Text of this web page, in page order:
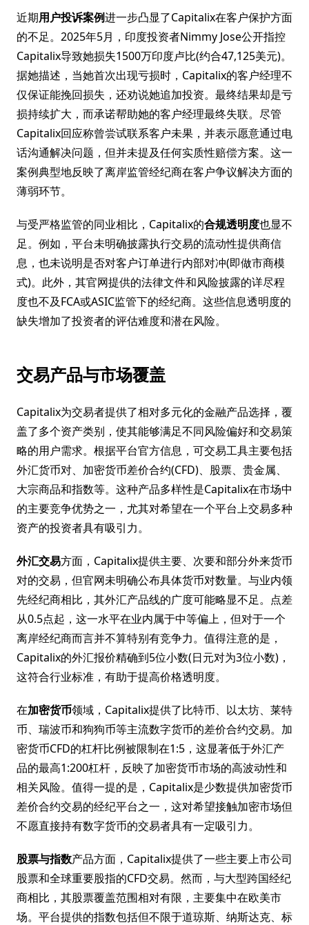
近期用户投诉案例进一步凸显了Capitalix在客户保护方面
的不足。2025年5月，印度投资者Nimmy Jose公开指控
Capitalix导致她损失1500万印度卢比(约合47,125美元)。
据她描述，当她首次出现亏损时，Capitalix的客户经理不
仅保证能挽回损失，还劝说她追加投资。最终结果却是亏
损持续扩大，而承诺帮助她的客户经理最终失联。尽管
Capitalix回应称曾尝试联系客户未果，并表示愿意通过电
话沟通解决问题，但并未提及任何实质性赔偿方案。这一
案例典型地反映了离岸监管经纪商在客户争议解决方面的
薄弱环节。
与受严格监管的同业相比，Capitalix的合规透明度也显不
足。例如，平台未明确披露执行交易的流动性提供商信
息，也未说明是否对客户订单进行内部对冲(即做市商模
式)。此外，其官网提供的法律文件和风险披露的详尽程
度也不及FCA或ASIC监管下的经纪商。这些信息透明度的
缺失增加了投资者的评估难度和潜在风险。
交易产品与市场覆盖
Capitalix为交易者提供了相对多元化的金融产品选择，覆
盖了多个资产类别，使其能够满足不同风险偏好和交易策
略的用户需求。根据平台官方信息，可交易工具主要包括
外汇货币对、加密货币差价合约(CFD)、股票、贵金属、
大宗商品和指数等。这种产品多样性是Capitalix在市场中
的主要竞争优势之一，尤其对希望在一个平台上交易多种
资产的投资者具有吸引力。
外汇交易方面，Capitalix提供主要、次要和部分外来货币
对的交易，但官网未明确公布具体货币对数量。与业内领
先经纪商相比，其外汇产品线的广度可能略显不足。点差
从0.5点起，这一水平在业内属于中等偏上，但对于一个
离岸经纪商而言并不算特别有竞争力。值得注意的是，
Capitalix的外汇报价精确到5位小数(日元对为3位小数)，
这符合行业标准，有助于提高价格透明度。
在加密货币领域，Capitalix提供了比特币、以太坊、莱特
币、瑞波币和狗狗币等主流数字货币的差价合约交易。加
密货币CFD的杠杆比例被限制在1:5，这显著低于外汇产
品的最高1:200杠杆，反映了加密货币市场的高波动性和
相关风险。值得一提的是，Capitalix是少数提供加密货币
差价合约交易的经纪平台之一，这对希望接触加密市场但
不愿直接持有数字货币的交易者具有一定吸引力。
股票与指数产品方面，Capitalix提供了一些主要上市公司
股票和全球重要股指的CFD交易。然而，与大型跨国经纪
商相比，其股票覆盖范围相对有限，主要集中在欧美市
场。平台提供的指数包括但不限于道琼斯、纳斯达克、标